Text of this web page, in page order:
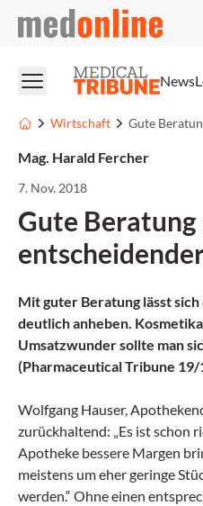
medonline
News
Wirtschaft
Mag. Harald Fercher
7. Nov. 2018
Gute Beratung
Mit guter Beratung lässt
deutlich anheben.
Umsatzwunder sollte man
(Pharmaceutical Tribune 19/
Wolfgang Hauser,
zurückhaltend: „Es ist schon
Apotheke bessere Margen
meistens um eher geringe
werden.“ Ohne einen